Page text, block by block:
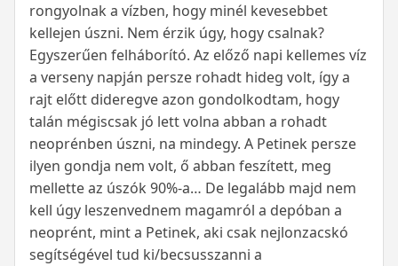
rongyolnak a vízben, hogy minél kevesebbet
kellejen úszni. Nem érzik úgy, hogy csalnak?
Egyszerűen felháborító. Az előző napi kellemes víz
a verseny napján persze rohadt hideg volt, így a
rajt előtt dideregve azon gondolkodtam, hogy
talán mégiscsak jó lett volna abban a rohadt
neoprénben úszni, na mindegy. A Petinek persze
ilyen gondja nem volt, ő abban feszített, meg
mellette az úszók 90%-a… De legalább majd nem
kell úgy leszenvednem magamról a depóban a
neoprént, mint a Petinek, aki csak nejlonzacskó
segítségével tud ki/becsusszanni a